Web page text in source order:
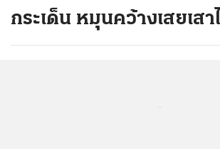
กระเด็น หมุนคว้างเสยเส